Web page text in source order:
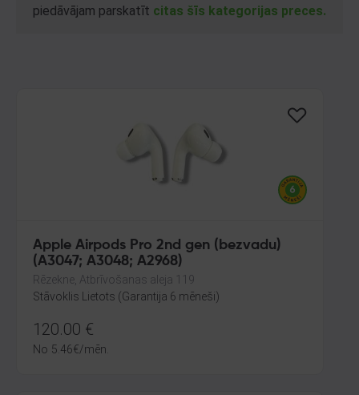
piedāvājam parskatīt citas šīs kategorijas preces.
Apple Airpods Pro 2nd gen (bezvadu)
(A3047; A3048; A2968)
Rēzekne, Atbrīvošanas aleja 119
Stāvoklis Lietots (Garantija 6 mēneši)
120.00 €
No 5.46€/mēn.